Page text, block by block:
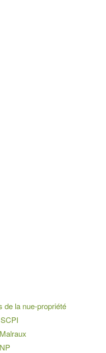
de la nue-propriété